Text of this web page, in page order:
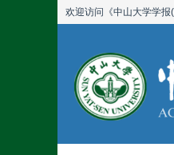
欢迎访问《中山大学学报